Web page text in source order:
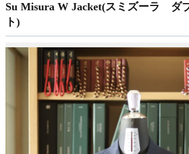
Su Misura W Jacket(スミズーラ ダ
ト)